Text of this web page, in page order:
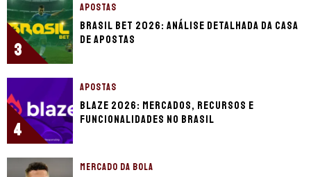
3
APOSTAS
Brasil Bet 2026: análise detalhada da casa
de apostas
4
APOSTAS
Blaze 2026: mercados, recursos e
funcionalidades no Brasil
MERCADO DA BOLA